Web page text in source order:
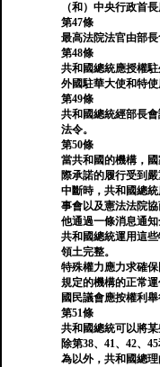
（和）中央行政首
第47條
最高法院法官由部長
第48條
共和國總統應授權駐
外國駐華大使和特使
第49條
共和國總統經部長
法令。
第50條
當共和國的機構，
際承諾的履行受到
中斷時，共和國總
事會以及憲法法院協
他通過一條消息通知
共和國總統運用這
領土完整。
特殊權力應力求確
規定的機構的正常運
國民議會應按權利
第51條
共和國總統可以將某
除第38、41、42、
為以外，共和國總